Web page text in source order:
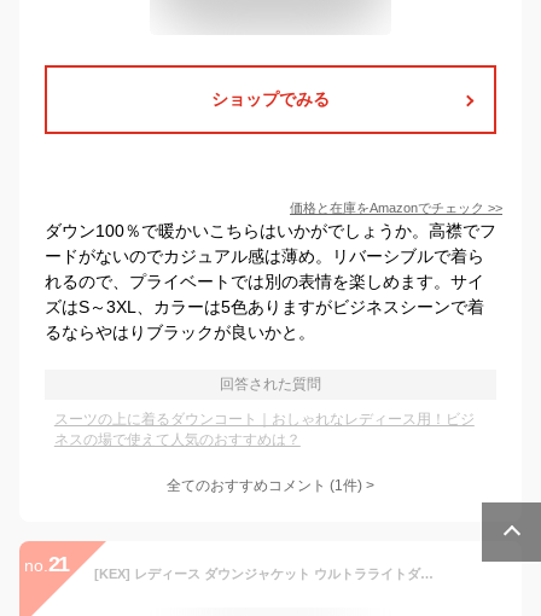
ショップでみる
価格と在庫をAmazonでチェック >>
ダウン100％で暖かいこちらはいかがでしょうか。高襟でフ
ードがないのでカジュアル感は薄め。リバーシブルで着ら
れるので、プライベートでは別の表情を楽しめます。サイ
ズはS～3XL、カラーは5色ありますがビジネスシーンで着
るならやはりブラックが良いかと。
回答された質問
スーツの上に着るダウンコート｜おしゃれなレディース用！ビジ
ネスの場で使えて人気のおすすめは？
全てのおすすめコメント (1件) >
no. 21 [KEX] レディース ダウンジャケット ウルトラライトダウン ロング 大きいサイズ ホワイト ダウンコート アウター 冬 ロングダウンコート 軽量 ジャケット お尻カバー 体型カバー 軽い 暖かい お洒落 ファー フード付き 修身 きれいめ 無地 通学 4XL